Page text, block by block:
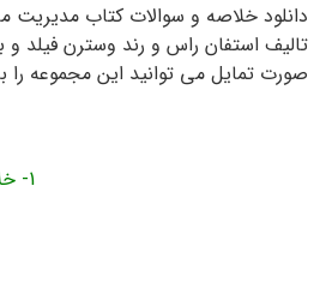
دانلود خلاصه و سوالات کتاب
تالیف استفان راس و رند وسترن فیلد و
صورت تمایل می توانید این مجموعه را
1- خلاصه کتاب